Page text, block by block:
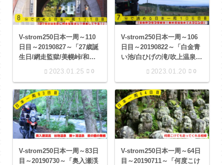
V-strom250日本一周～110
日目～20190827～「27歳誕
生日/網走監獄/美幌峠/和琴
2023.01.25 0
V-strom250日本一周～106
日目～20190822～「白金青
い池/白ひげの滝/吹上温泉/
ロード江花/西神楽キャンプ
場
2023.01.20 0
V-strom250日本一周～83日
目～20190730～「奥入瀬渓
V-strom250日本一周～64日
目～20190711～「何度こけ